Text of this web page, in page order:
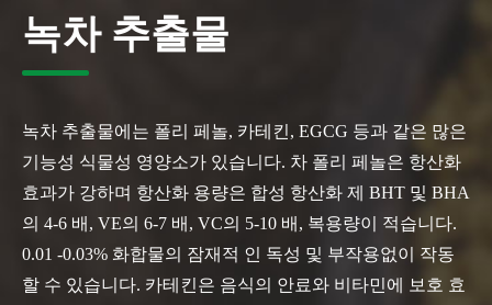
녹차 추출물
녹차 추출물에는 폴리 페놀, 카테킨, EGCG 등과 같은 많은
기능성 식물성 영양소가 있습니다. 차 폴리 페놀은 항산화
효과가 강하며 항산화 용량은 합성 항산화 제 BHT 및 BHA
의 4-6 배, VE의 6-7 배, VC의 5-10 배, 복용량이 적습니다.
0.01 -0.03% 화합물의 잠재적 인 독성 및 부작용없이 작동
할 수 있습니다. 카테킨은 음식의 안료와 비타민에 보호 효